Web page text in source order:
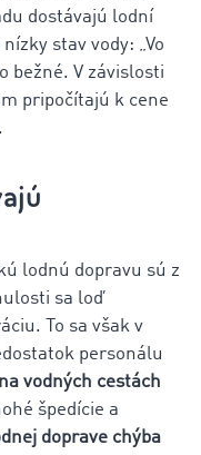
dostávajú lodní
stav vody: „Vo
bežné. V závislosti
pripočítajú k cene
lodnú dopravu sú z
sa loď
To sa však v
personálu
vodných cestách
špedície a
doprave chýba